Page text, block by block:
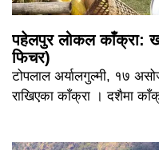
पहेलपुर लोकल काँक्रा:
फिचर)
टोपलाल अर्यालगुल्मी, १७
राखिएका काँक्रा । दशैमा